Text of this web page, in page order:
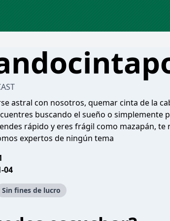
astral con nosotros, quemar cinta de la
buscando el sueño o simplemente
rápido y eres frágil como mazapán,
expertos de ningún tema
04
Sin fines de lucro